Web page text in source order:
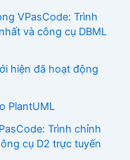
VPasCode: Trình
và công cụ DBML
hiện đã hoạt động
PlantUML
Trình chỉnh
cụ D2 trực tuyến